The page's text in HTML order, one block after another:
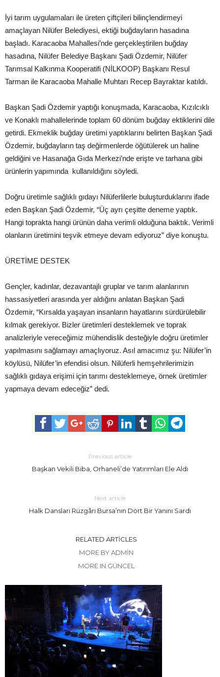
İyi tarım uygulamaları ile üreten çiftçileri bilinçlendirmeyi
amaçlayan Nilüfer Belediyesi, ektiği buğdayların hasadına
başladı. Karacaoba Mahallesi’nde gerçekleştirilen buğday
hasadına, Nilüfer Belediye Başkanı Şadi Özdemir, Nilüfer
Tarımsal Kalkınma Kooperatifi (NİLKOOP) Başkanı Resul
Tarman ile Karacaoba Mahalle Muhtarı Recep Bayraktar katıldı.
Başkan Şadi Özdemir yaptığı konuşmada, Karacaoba, Kızılcıklı
ve Konaklı mahallelerinde toplam 60 dönüm buğday ektiklerini dile
getirdi. Ekmeklik buğday üretimi yaptıklarını belirten Başkan Şadi
Özdemir, buğdayların taş değirmenlerde öğütülerek un haline
geldiğini ve Hasanağa Gıda Merkezi’nde erişte ve tarhana gibi
ürünlerin yapımında kullanıldığını söyledi.
Doğru üretimle sağlıklı gıdayı Nilüferlilerle buluşturduklarını ifade
eden Başkan Şadi Özdemir, “Üç ayrı çeşitte deneme yaptık.
Hangi toprakta hangi ürünün daha verimli olduğuna baktık. Verimli
olanların üretimini teşvik etmeye devam ediyoruz” diye konuştu.
ÜRETİME DESTEK
Gençler, kadınlar, dezavantajlı gruplar ve tarım alanlarının
hassasiyetleri arasında yer aldığını anlatan Başkan Şadi
Özdemir, “Kırsalda yaşayan insanların hayatlarını sürdürülebilir
kılmak gerekiyor. Bizler üretimleri desteklemek ve toprak
analizleriyle vereceğimiz mühendislik desteğiyle doğru üretimler
yapılmasını sağlamayı amaçlıyoruz. Asıl amacımız şu: Nilüfer’in
köylüsü, Nilüfer’in efendisi olsun. Nilüferli hemşehrilerimizin
sağlıklı gıdaya erişimi için tarımı desteklemeye, örnek üretimler
yapmaya devam edeceğiz” dedi.
Previous article
Başkan Vekili Biba, Orhaneli’de Yatırımları Ele Aldı
Next article
Halk Dansları Rüzgârı Bursa’nın Dört Bir Yanını Sardı
RELATED ARTICLES
MORE BY ADMIN
MORE IN GÜNCEL